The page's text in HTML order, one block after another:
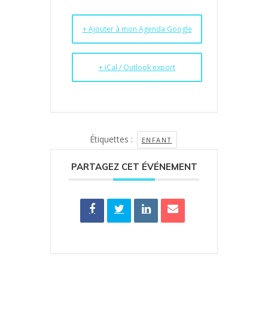
+ Ajouter à mon Agenda Google
+ iCal / Outlook export
Étiquettes : ENFANT
PARTAGEZ CET ÉVÉNEMENT